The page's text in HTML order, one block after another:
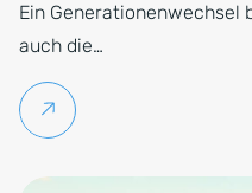
Ein Generationenwechsel
auch die…
Weiterlesen